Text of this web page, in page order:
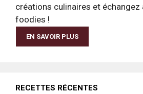
créations culinaires et échangez
foodies !
EN SAVOIR PLUS
RECETTES RÉCENTES